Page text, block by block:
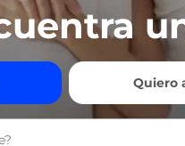
Quiero